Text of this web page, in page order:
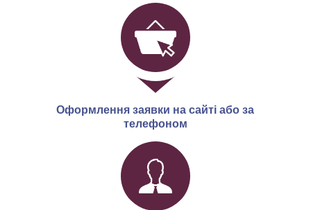
Оформлення заявки на сайті або за
телефоном